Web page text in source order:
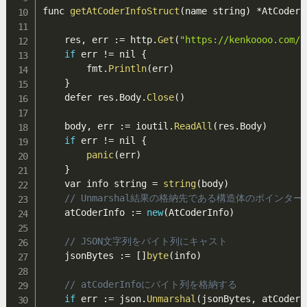
func getAtCoderInfoStruct (name string) *
    res
, err := http.Get ( "https://kenkoooo.com/
if err != nil {
        fmt
. Println(err)
}
    defer res
. Body. Close( )
    body
, err := ioutil . ReadAll ( res . Body)
if err != nil {
panic(err)
}
    var info string
= string( body)
// Unmarshal結果の格納先である構造体のポインター
    atCoderInfo
:= new(AtCoderInfo)
// JSON文字列をバイト列にキャスト
    jsonBytes
:= [ ] byte(info)
// atCoderInfoにバイト列を格納する
if err := json. Unmarshal ( jsonBytes ,